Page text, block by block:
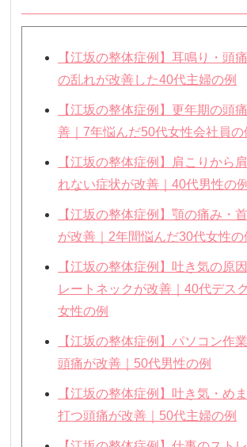
【江坂の整体症例】耳鳴り・頭
の乱れが改善した40代主婦の例
【江坂の整体症例】更年期の頭
善｜7年悩んだ50代女性会社員の
【江坂の整体症例】肩こりから
れない症状が改善｜40代男性の例
【江坂の整体症例】顎の痛み・
が改善｜2年間悩んだ30代女性の
【江坂の整体症例】吐き気の原
レートネックが改善｜40代デス
女性の例
【江坂の整体症例】パソコン作
頭痛が改善｜50代男性の例
【江坂の整体症例】吐き気・め
打つ頭痛が改善｜50代主婦の例